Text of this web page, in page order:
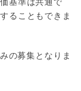
基準は共通で
ることもできま
の募集となりま